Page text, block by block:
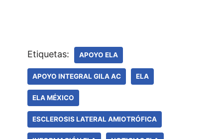
Etiquetas: APOYO ELA
APOYO INTEGRAL GILA AC ELA
ELA MÉXICO
ESCLEROSIS LATERAL AMIOTRÓFICA